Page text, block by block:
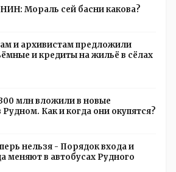
- это замутили УМНЫЕ люди
к гос.бюджету-
Мораль сей басни какова?
и архивистам предложили
и кредиты на жильё в сёлах
млн вложили в новые
Как и когда они окупятся?
нельзя - Порядок входа и
меняют в автобусах Рудного